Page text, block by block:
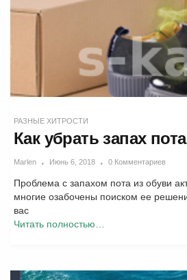
РАЗНЫЕ ХИТРОСТИ
Как убрать запах
Marlen Июнь 6, 2018 0 Комментариев
Проблема с запахом пота из обуви
многие озабочены поиском ее
вас
Читать полностью…